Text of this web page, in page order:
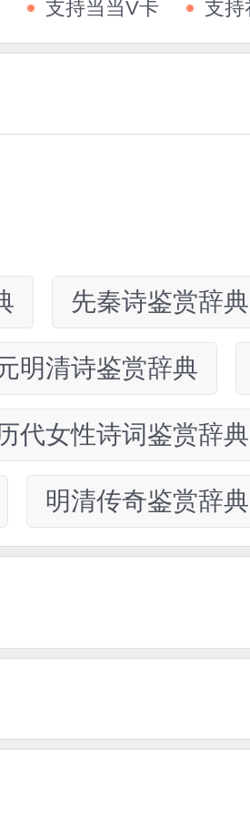
支持当当V卡 支持
先秦诗鉴赏辞典
明清诗鉴赏辞典
代女性诗词鉴赏辞典
明清传奇鉴赏辞典